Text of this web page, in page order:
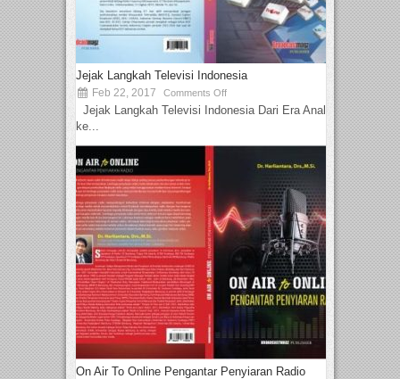
Jejak Langkah Televisi Indonesia
Feb 22, 2017 Comments Off
Jejak Langkah Televisi Indonesia Dari Era Analog
ke...
On Air To Online Pengantar Penyiaran Radio